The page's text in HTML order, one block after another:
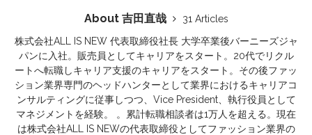
About 吉田直哉
31 Articles
株式会社ALL IS NEW 代表取締役社長 大学卒業後バーニーズジャ
パンに入社。販売員としてキャリアをスタート。20代でリクル
ートへ転職しキャリア支援のキャリアをスタート。その後ファッ
ション業界専門のヘッドハンターとして業界におけるキャリアコ
ンサルティングに従事しつつ、Vice President、執行役員として
マネジメントを経験。 。累計転職相談者は1万人を超える。現在
は株式会社ALL IS NEWの代表取締役としてファッション業界の